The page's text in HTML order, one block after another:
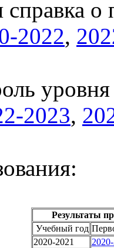
справка
2022,
2023,
Результаты
Учебный год
2020-2021